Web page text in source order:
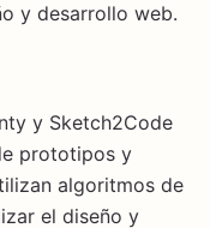
y desarrollo web.
y Sketch2Code
prototipos y
algoritmos de
el diseño y